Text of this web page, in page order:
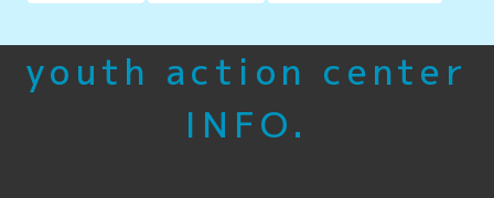
youth action center
INFO.